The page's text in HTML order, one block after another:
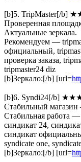
[b]5. TripMaster[/b]
Проверенная
Актуальные зеркала.
Рекомендуем —
официальный,
проверка заказа,
tripmaster24 diz
[b]Зеркало:[/b] [url=
[b]6. Syndi24[/b]
Стабильный
Стабильная работа
синдикат 24,
синдикат
syndicate one,
[b]Зеркало:[/b] [url=